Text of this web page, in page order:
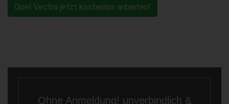
Opel Vectra jetzt kostenlos anbieten!
Ohne Anmeldung! unverbindlich &